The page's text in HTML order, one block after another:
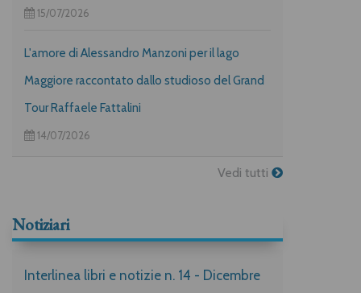
15/07/2026
L'amore di Alessandro Manzoni per il lago
Maggiore raccontato dallo studioso del Grand
Tour Raffaele Fattalini
14/07/2026
Vedi tutti
Notiziari
Interlinea libri e notizie n. 14 - Dicembre